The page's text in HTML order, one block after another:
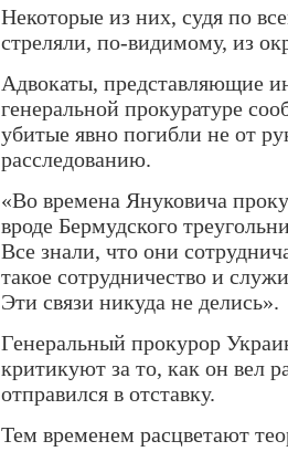
Некоторые из них, судя по
стреляли, по-видимому, из
Адвокаты, представляющие
генеральной прокуратуре
убитые явно погибли не от
расследованию.
«Во времена Януковича
вроде Бермудского
Все знали, что они
такое сотрудничество и
Эти связи никуда не делись».
Генеральный прокурор
критикуют за то, как он вел
отправился в отставку.
Тем временем расцветают